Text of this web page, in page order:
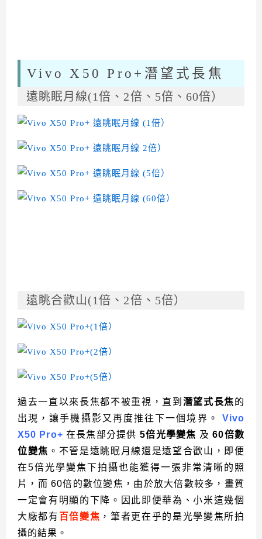
Vivo X50 Pro+潛望式長焦
遠眺眠月線(1倍、2倍、5倍、60倍）
遠眺合歡山(1倍、2倍、5倍）
過去一直以來長焦都不被重視，直到 潛望式長焦的
出現，讓手機攝影又再度推往下一個境界。
Vivo
X50 Pro+ 在長焦部分提供 5倍光學變焦 及 60倍數
位變焦 。不管是遠眺眠月線還是遠望合歡山，即便
在5倍光學變焦下拍攝也能獲得一張非常清晰的照
片，而 60倍的數位變焦，由於放大倍數較多，畫質
一定會有明顯的下降。因此即便華為、小米這幾個
大廠都有 百倍變焦 ，筆者更在乎的是光學變焦所拍
攝的結果。